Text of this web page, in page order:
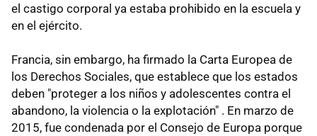
el castigo corporal ya estaba prohibido en la escuela y
en el ejército.
Francia, sin embargo, ha firmado la Carta Europea de
los Derechos Sociales, que establece que los estados
deben "proteger a los niños y adolescentes contra el
abandono, la violencia o la explotación" . En marzo de
2015, fue condenada por el Consejo de Europa porque